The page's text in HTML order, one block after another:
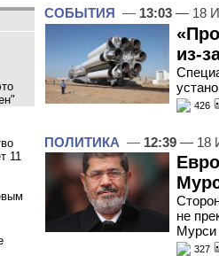
11
СОБЫТИЯ — 13:03 — 18
из-
426
ПОЛИТИКА — 12:39 — 18
не
Мурси
327